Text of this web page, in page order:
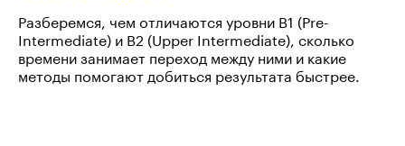
Разберемся, чем отличаются уровни B1 (Pre-
Intermediate) и B2 (Upper Intermediate), сколько
времени занимает переход между ними и какие
методы помогают добиться результата быстрее.